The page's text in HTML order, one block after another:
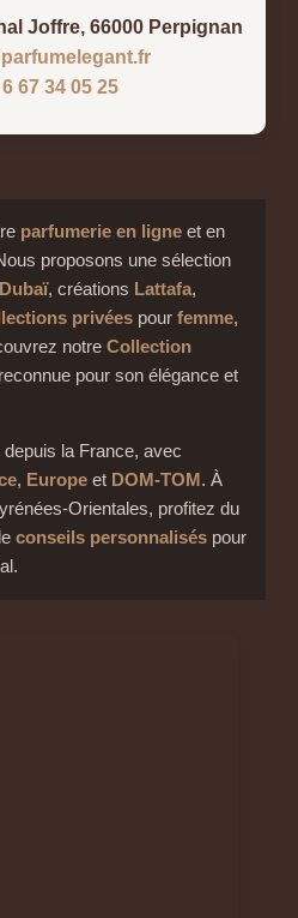
Joffre, 66000 Perpignan
6 67 34 05 25
parfumerie en ligneet en
proposons une sélection
, créations Lattafa,
privéespour femme,
notre Collection
pour son élégance et
la France, avec
, Europeet DOM-TOM. À
Orientales, profitez du
conseils personnaliséspour